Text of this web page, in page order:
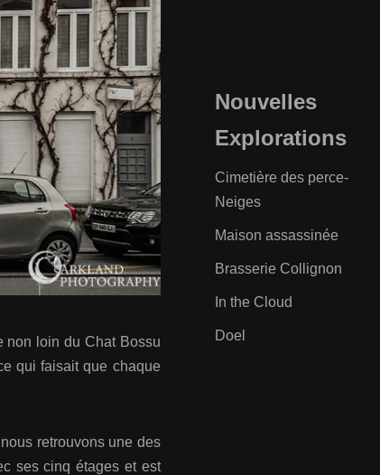
non loin du Chat Bossu
qui faisait que chaque
retrouvons une des
ses cinq étages et est
Nouvelles
Explorations
Cimetière des perce-
Neiges
Maison assassinée
Brasserie Collignon
In the Cloud
Doel